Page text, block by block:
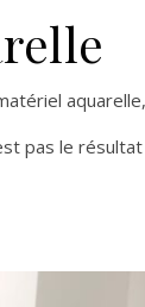
pas le résultat